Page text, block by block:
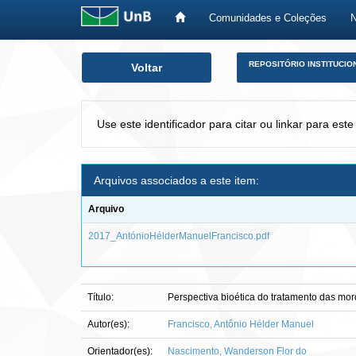
Comunidades e Coleções
Voltar REPOSITÓRIO
Use este identificador para citar ou linkar para
Arquivos associados a este item:
Arquivo
2017_AntónioHélderManuelFrancisco.pdf
Título: Perspectiva bioética do tratamento das
Autor(es): Francisco, Antônio Hélder Manuel
Orientador(es): Nascimento, Wanderson Flor do